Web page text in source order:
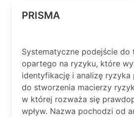
PRISMA
Systematyczne podejście do
opartego na ryzyku, które
identyfikację i analizę
do stworzenia macierzy
w której rozważa się
wpływ. Nazwa pochodzi od